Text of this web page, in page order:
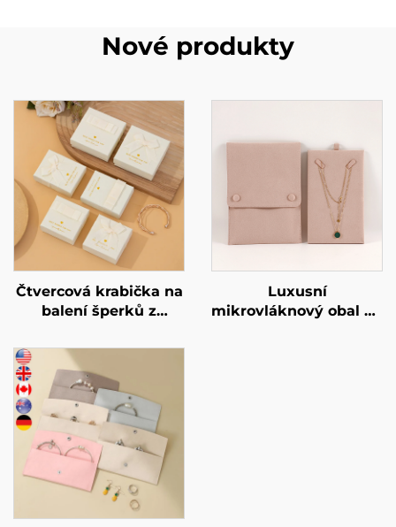
Nové produkty
Čtvercová krabička na
balení šperků z
značky A1, béžová, s
mašlí – pro prstýnky,
náušnice, náhrdelníky
a náramky, dárková
krabička, velkoobchod
Luxusní
mikrovláknový obal na